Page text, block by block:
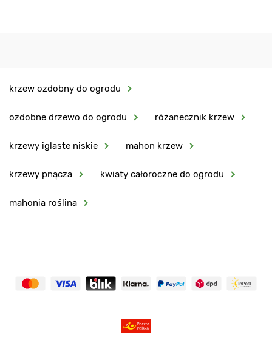
krzew ozdobny do ogrodu
ozdobne drzewo do ogrodu różanecznik krzew
krzewy iglaste niskie mahon krzew
krzewy pnącza kwiaty całoroczne do ogrodu
mahonia roślina